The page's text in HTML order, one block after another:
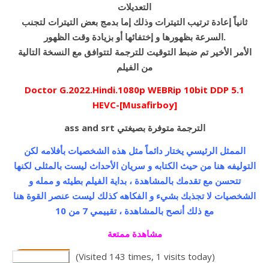
التعديلات
ثانياً إعادة ترتيب التيترات وذلك إما بدمج بعض التيترات لتجنب
السرعة بظهورها و إختفائها أو بزيادة وقت الظهور.
الأمر الأخير تم ضبط التوقيت للترجمة لتتوافق مع النسخة التالية
من الفيلم
Doctor G.2022.Hindi.1080p WEBRip 10bit DDP 5.1
HEVC-[Musafirboy]
ass and srt الترجمة متوفرة بصيغتي
الممثل الرئيسي يختار دائماً مثل هذه الشخصيات بأفلامه لكن
التوليفه هنا من حيث الكتابه و سريان الأحداث ليست بالمثلى لكنها
تتحسن مع تقدمك بالمشاهدة ، بداية الفيلم بطيئه و ممله و
الشخصيات لا تجذبك بشيء و الفكاهه كذلك ليست عنصر القوة هنا
مع ذلك أنصح بالمشاهدة ، تقييمي 7 من 10
مشاهدة ممتعة
(Visited 143 times, 1 visits today)